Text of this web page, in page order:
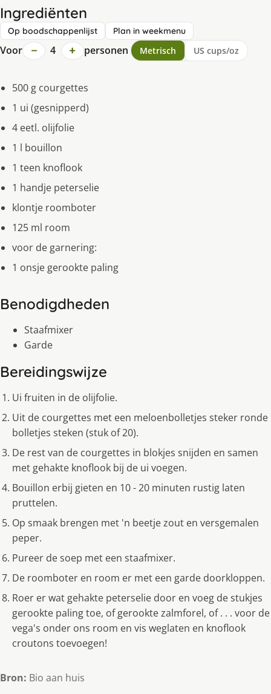
Ingrediënten
Op boodschappenlijst Plan in weekmenu
Voor − 4 + personen Metrisch US cups/oz
500 g courgettes
1 ui (gesnipperd)
4 eetl. olijfolie
1 l bouillon
1 teen knoflook
1 handje peterselie
klontje roomboter
125 ml room
voor de garnering:
1 onsje gerookte paling
Benodigdheden
Staafmixer
Garde
Bereidingswijze
Ui fruiten in de olijfolie.
Uit de courgettes met een meloenbolletjes steker ronde
bolletjes steken (stuk of 20).
De rest van de courgettes in blokjes snijden en samen
met gehakte knoflook bij de ui voegen.
Bouillon erbij gieten en 10 - 20 minuten rustig laten
pruttelen.
Op smaak brengen met 'n beetje zout en versgemalen
peper.
Pureer de soep met een staafmixer.
De roomboter en room er met een garde doorkloppen.
Roer er wat gehakte peterselie door en voeg de stukjes
gerookte paling toe, of gerookte zalmforel, of . . . voor de
vega's onder ons room en vis weglaten en knoflook
croutons toevoegen!
Bron: Bio aan huis